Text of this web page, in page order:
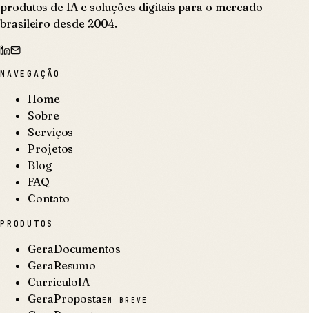
produtos de IA e soluções digitais para o mercado
brasileiro desde 2004.
NAVEGAÇÃO
Home
Sobre
Serviços
Projetos
Blog
FAQ
Contato
PRODUTOS
GeraDocumentos
GeraResumo
CurriculoIA
GeraPropostaEM BREVE